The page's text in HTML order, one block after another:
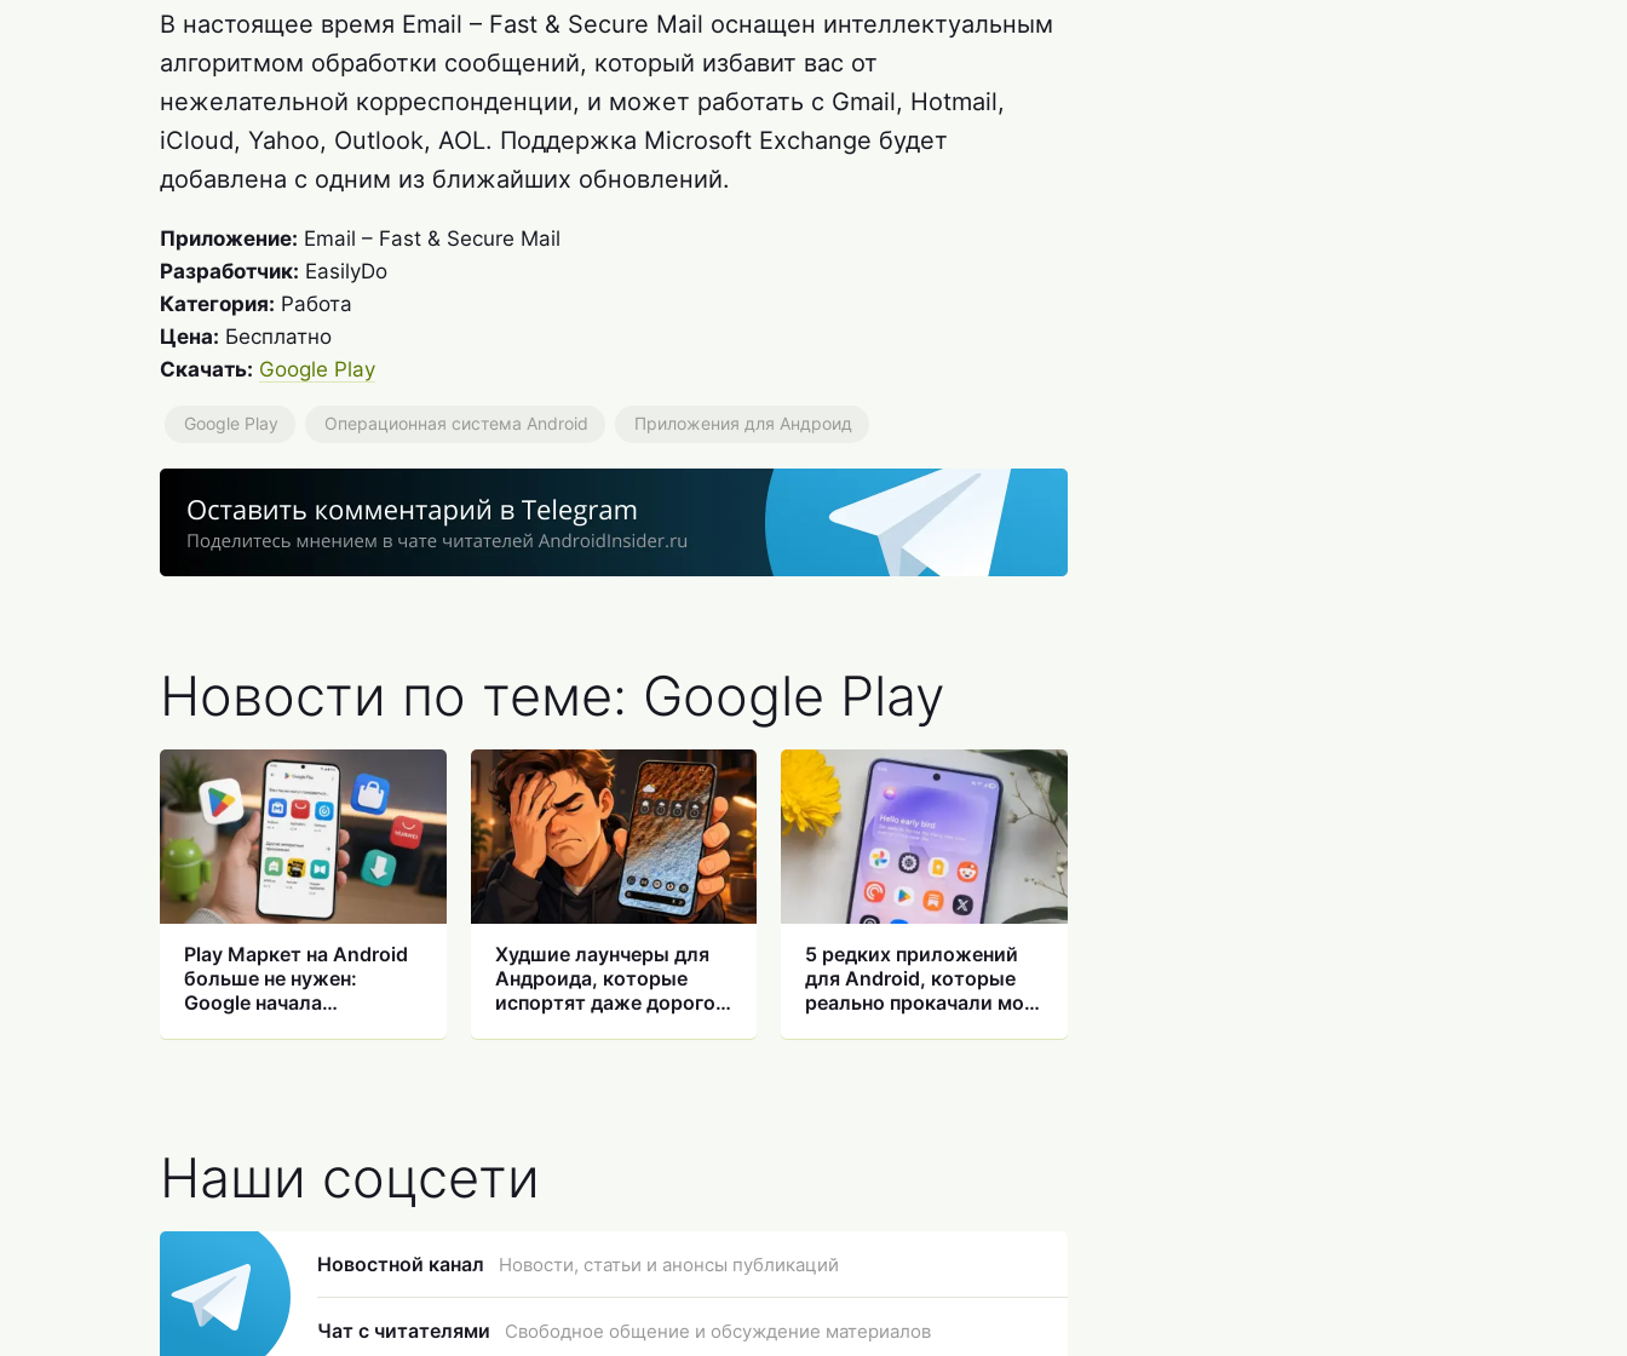
В настоящее время Email – Fast & Secure Mail оснащен интеллектуальным
алгоритмом обработки сообщений, который избавит вас от
нежелательной корреспонденции, и может работать с Gmail, Hotmail,
iCloud, Yahoo, Outlook, AOL. Поддержка Microsoft Exchange будет
добавлена с одним из ближайших обновлений.
Приложение: Email – Fast & Secure Mail
Разработчик: EasilyDo
Категория: Работа
Цена: Бесплатно
Скачать: Google Play
Google Play Операционная система Android Приложения для Андроид
Новости по теме: Google Play
Play Маркет на Android
больше не нужен:
Google начала
Худшие лаунчеры для
Андроида, которые
испортят даже дорогой
5 редких приложений
для Android, которые
реально прокачали мой
Наши соцсети
Новостной канал Новости, статьи и анонсы публикаций
Чат с читателями Свободное общение и обсуждение материалов